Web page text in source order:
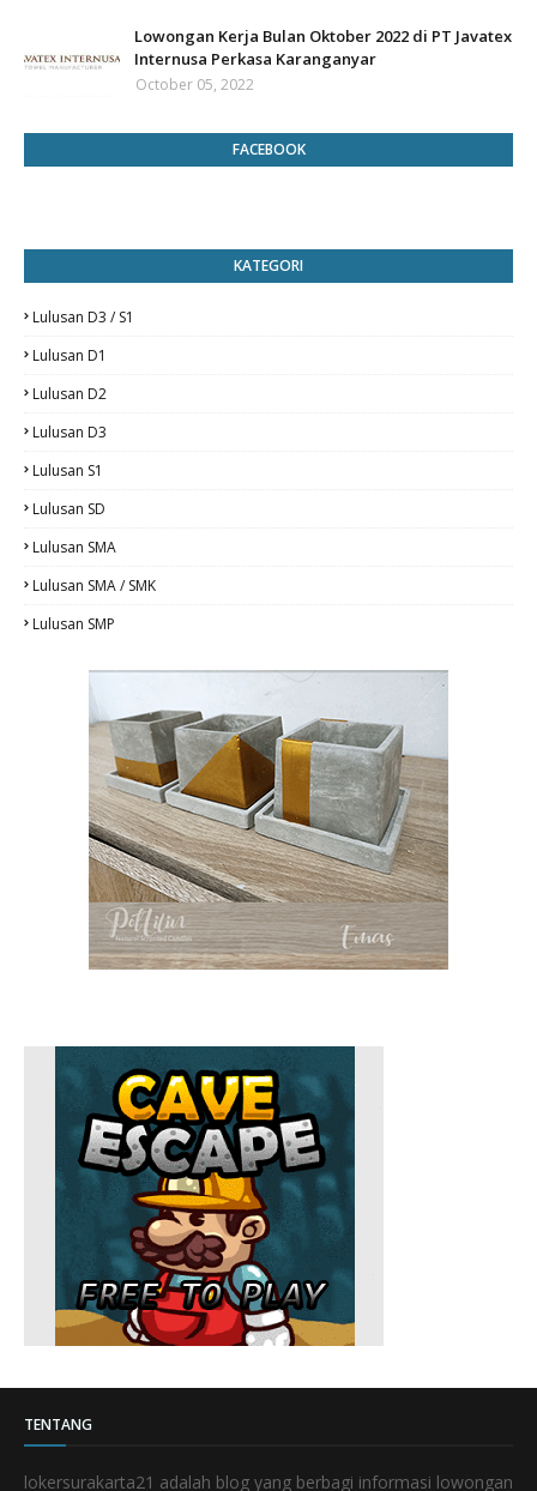
Lowongan Kerja Bulan Oktober 2022 di PT Javatex
Internusa Perkasa Karanganyar
October 05, 2022
FACEBOOK
KATEGORI
Lulusan D3 / S1
Lulusan D1
Lulusan D2
Lulusan D3
Lulusan S1
Lulusan SD
Lulusan SMA
Lulusan SMA / SMK
Lulusan SMP
TENTANG
lokersurakarta21 adalah blog yang berbagi informasi lowongan